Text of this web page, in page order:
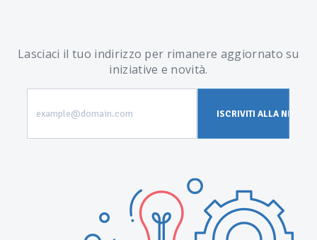
Lasciaci il tuo indirizzo per rimanere aggiornato su
iniziative e novità.
example@domain.com